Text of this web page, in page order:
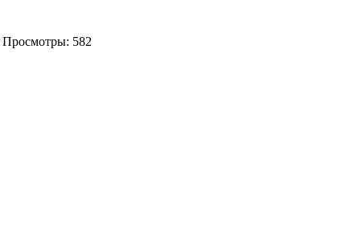
Просмотры: 582